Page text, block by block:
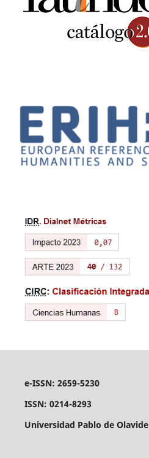
e-ISSN: 2659-5230
ISSN: 0214-8293
Universidad Pablo de Olavide